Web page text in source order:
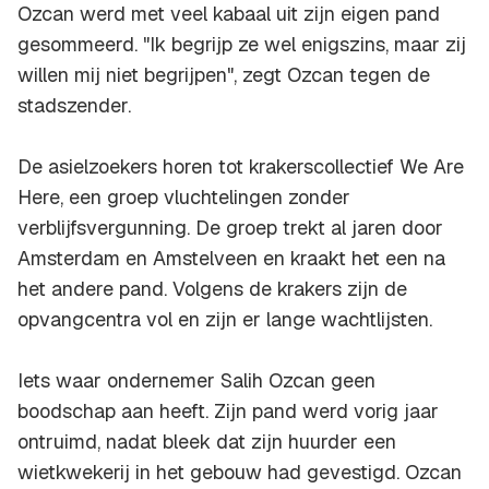
Ozcan werd met veel kabaal uit zijn eigen pand
gesommeerd. "Ik begrijp ze wel enigszins, maar zij
willen mij niet begrijpen", zegt Ozcan tegen de
stadszender.
De asielzoekers horen tot krakerscollectief We Are
Here, een groep vluchtelingen zonder
verblijfsvergunning. De groep trekt al jaren door
Amsterdam en Amstelveen en kraakt het een na
het andere pand. Volgens de krakers zijn de
opvangcentra vol en zijn er lange wachtlijsten.
Iets waar ondernemer Salih Ozcan geen
boodschap aan heeft. Zijn pand werd vorig jaar
ontruimd, nadat bleek dat zijn huurder een
wietkwekerij in het gebouw had gevestigd. Ozcan